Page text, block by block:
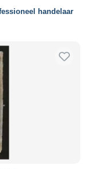
handelaar